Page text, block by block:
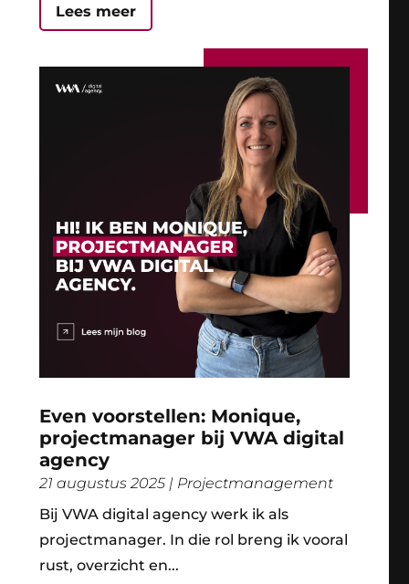
Lees meer
Even voorstellen: Monique,
projectmanager bij VWA digital
agency
21 augustus 2025| Projectmanagement
Bij VWA digital agency werk ik als
projectmanager. In die rol breng ik vooral
rust, overzicht en...